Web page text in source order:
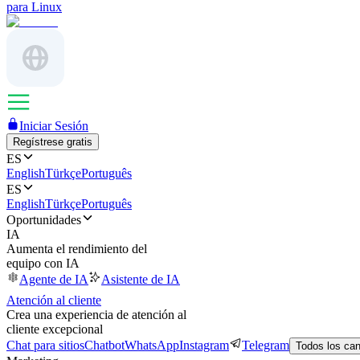
para Linux
Iniciar Sesión
Regístrese gratis
ES
EnglishTürkçePortuguês
ES
EnglishTürkçePortuguês
Oportunidades
IA
Aumenta el rendimiento del
equipo con IA
Agente de IA
Asistente de IA
Atención al cliente
Crea una experiencia de atención al
cliente excepcional
Chat para sitiosChatbotWhatsAppInstagram Telegram Todos los